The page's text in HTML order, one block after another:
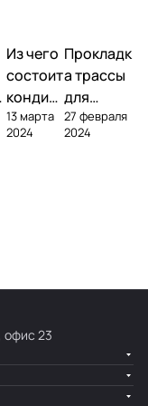
Из чего
состоит
кондиц
ионер?
13 марта
2024
Прокладк
а трассы
для
кондицио
нера
27 февраля
2024
офис 23